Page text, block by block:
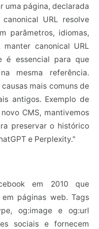
uma página, declarada
URL resolve
parâmetros, idiomas,
canonical URL
é essencial para que
mesma referência.
mais comuns de
antigos. Exemplo de
CMS, mantivemos
preservar o histórico
e Perplexity."
em 2010 que
páginas web. Tags
og:image e og:url
sociais e fornecem